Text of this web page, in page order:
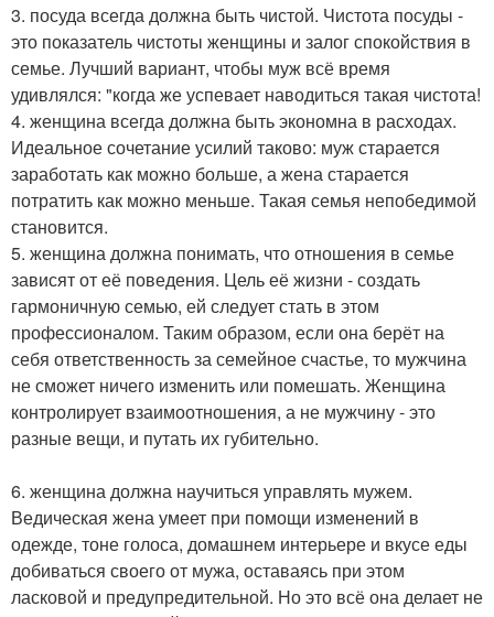
3. посуда всегда должна быть чистой. Чистота посуды -
это показатель чистоты женщины и залог спокойствия в
семье. Лучший вариант, чтобы муж всё время
удивлялся: "когда же успевает наводиться такая чистота!
4. женщина всегда должна быть экономна в расходах.
Идеальное сочетание усилий таково: муж старается
заработать как можно больше, а жена старается
потратить как можно меньше. Такая семья непобедимой
становится.
5. женщина должна понимать, что отношения в семье
зависят от её поведения. Цель её жизни - создать
гармоничную семью, ей следует стать в этом
профессионалом. Таким образом, если она берёт на
себя ответственность за семейное счастье, то мужчина
не сможет ничего изменить или помешать. Женщина
контролирует взаимоотношения, а не мужчину - это
разные вещи, и путать их губительно.
6. женщина должна научиться управлять мужем.
Ведическая жена умеет при помощи изменений в
одежде, тоне голоса, домашнем интерьере и вкусе еды
добиваться своего от мужа, оставаясь при этом
ласковой и предупредительной. Но это всё она делает не